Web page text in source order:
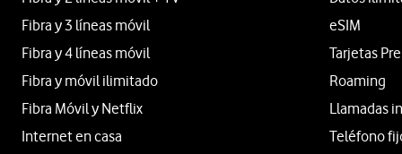
Fibra y 3 líneas móvil
Fibra y 4 líneas móvil
Fibra y móvil ilimitado
Fibra Móvil y Netflix
Internet en casa
eSIM
Tarjetas
Roaming
Llamadas
Teléfono